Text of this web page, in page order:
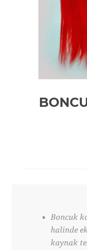
Boncuk
halinde
kaynak